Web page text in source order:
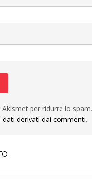
per ridurre lo spam.
derivati dai commenti.